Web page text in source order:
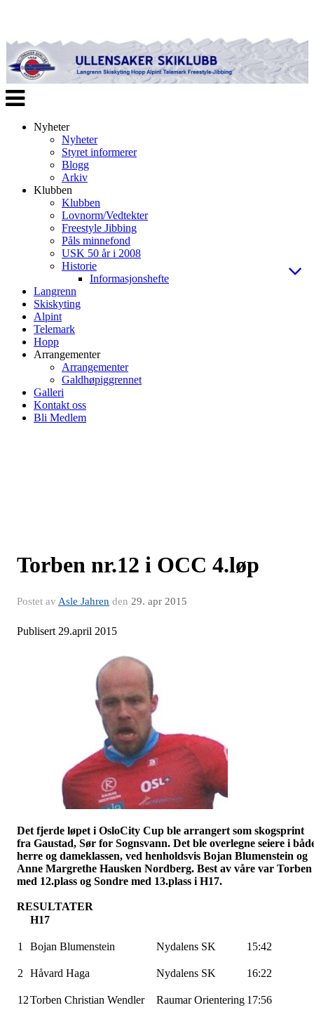
Veksle
navigasjon
Nyheter
Nyheter
Styret informerer
Blogg
Arkiv
Klubben
Klubben
Lovnorm/Vedtekter
Freestyle Jibbing
Påls minnefond
USK 50 år i 2008
Historie
Informasjonshefte
Langrenn
Skiskyting
Alpint
Telemark
Hopp
Arrangementer
Arrangementer
Galdhøpiggrennet
Galleri
Kontakt oss
Bli Medlem
Torben nr.12 i OCC 4.løp
Postet av Asle Jahren den 29. apr 2015
Publisert 29.april 2015
Det fjerde løpet i OsloCity Cup ble arrangert som skogsprint
fra Gaustad, Sør for Sognsvann. Det ble overlegne seiere i
herre og dameklassen, ved henholdsvis Bojan Blumenstein og
Anne Margrethe Hausken Nordberg. Best av våre var Torben
med 12.plass og Sondre med 13.plass i H17.
RESULTATER
H17
1 Bojan Blumenstein Nydalens SK 15:42
2 Håvard Haga Nydalens SK 16:22
12Torben Christian Wendler Raumar Orientering 17:56